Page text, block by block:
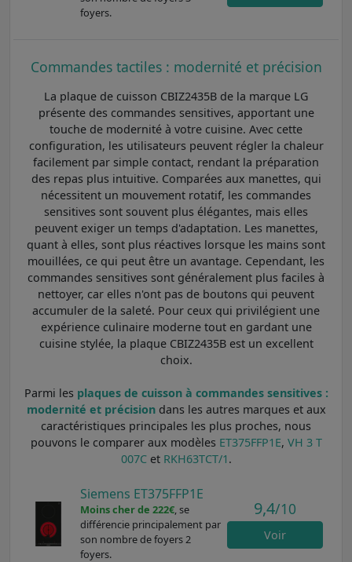
foyers.
Commandes tactiles : modernité et précision
La plaque de cuisson CBIZ2435B de la marque LG
présente des commandes sensitives, apportant une
touche de modernité à votre cuisine. Avec cette
configuration, les utilisateurs peuvent régler la chaleur
facilement par simple contact, rendant la préparation
des repas plus intuitive. Comparées aux manettes, qui
nécessitent un mouvement rotatif, les commandes
sensitives sont souvent plus élégantes, mais elles
peuvent exiger un temps d'adaptation. Les manettes,
quant à elles, sont plus réactives lorsque les mains sont
mouillées, ce qui peut être un avantage. Cependant, les
commandes sensitives sont généralement plus faciles à
nettoyer, car elles n'ont pas de boutons qui peuvent
accumuler de la saleté. Pour ceux qui privilégient une
expérience culinaire moderne tout en gardant une
cuisine stylée, la plaque CBIZ2435B est un excellent
choix.
Parmi les plaques de cuisson à commandes sensitives :
modernité et précisiondans les autres marques et aux
caractéristiques principales les plus proches, nous
pouvons le comparer aux modèles ET375FFP1E, VH 3 T
007Cet RKH63TCT/1 .
Siemens ET375FFP1E
Moins cher de 222€, se
différencie principalement par
son nombre de foyers 2
foyers.
9,4/10
Voir